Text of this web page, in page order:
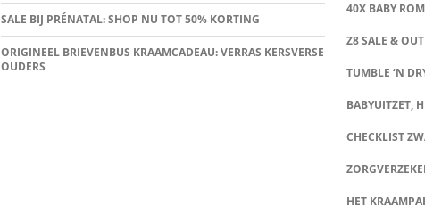
SALE BIJ PRÉNATAL: SHOP NU TOT 50% KORTING
ORIGINEEL BRIEVENBUS KRAAMCADEAU: VERRAS KERSVERSE
OUDERS
40X BABY
Z8 SALE &
TUMBLE ‘N
BABYUITZET,
CHECKLIST
HET